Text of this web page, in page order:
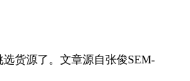
货源了。 文章源自张俊SEM-